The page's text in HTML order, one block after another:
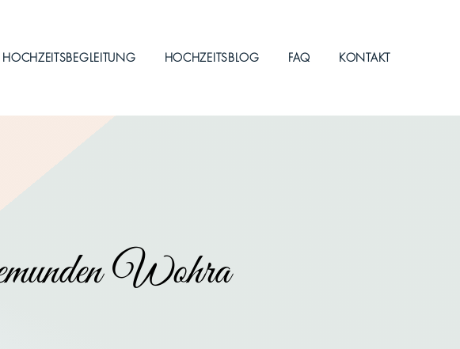
HOCHZEITSBEGLEITUNG HOCHZEITSBLOG FAQ KONTAKT
Wohra